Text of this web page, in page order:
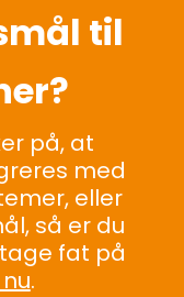
til
på, at
med
eller
så er du
fat på
.